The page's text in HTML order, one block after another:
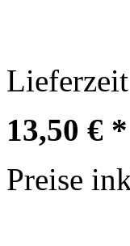
Lieferzeit
13,50 € *
Preise